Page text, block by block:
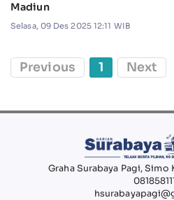
Madiun
Selasa, 09 Des 2025 12:11 WIB
Previous 1 Next
Graha Surabaya Pagi, Simo